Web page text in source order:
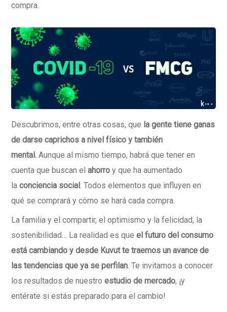
compra.
Descubrimos, entre otras cosas, que la gente tiene ganas
de darse caprichos a nivel físico y también
mental.Aunque al mismo tiempo, habrá que tener en
cuenta que buscan elahorro y que ha aumentado
laconciencia social. Todos elementos que influyen en
qué se comprará y cómo se hará cada compra.
La familia y el compartir, el optimismo y la felicidad, la
sostenibilidad… La realidad es queel futuro del consumo
está cambiando y desde Kuvut te traemos un avance de
las tendencias que ya se perfilan. Te invitamos a conocer
los resultados de nuestroestudio de mercado, ¡y
entérate si estás preparado para el cambio!